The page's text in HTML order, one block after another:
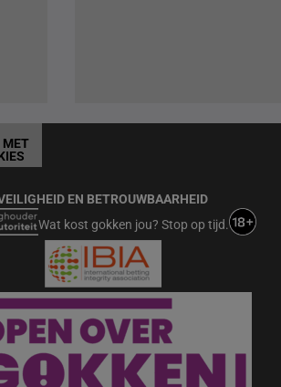
EN BETROUWBAARHEID
Wat kost gokken jou? Stop op tijd.